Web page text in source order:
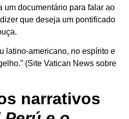
um documentário para falar ao
que deseja um pontificado
latino-americano, no espírito e
(Site Vatican News sobre
narrativos